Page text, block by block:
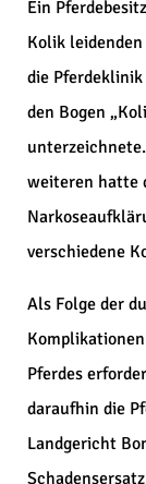
Ein
Kolik
die
den Bogen
weiteren hatte
verschiedene
Als Folge der
Pferdes
daraufhin die
Landgericht